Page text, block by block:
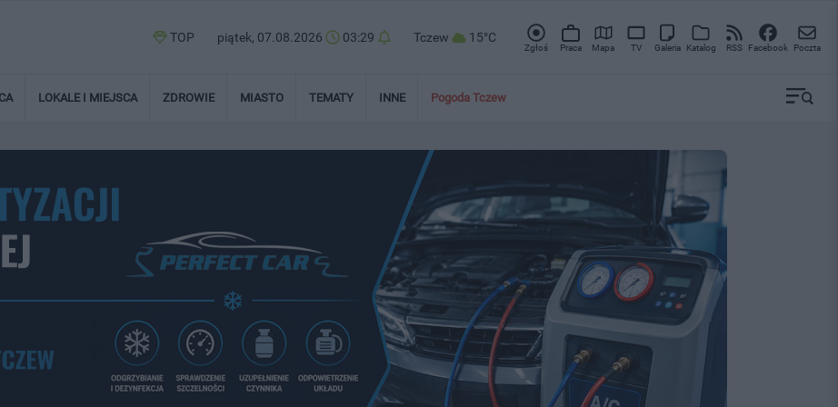
TOP piątek, 07.08.2026 03:29 Tczew 15°C
Zgłoś Praca Mapa TV Galeria Katalog RSS Facebook Poczta
LOKALE I MIEJSCA ZDROWIE MIASTO TEMATY INNE Pogoda Tczew